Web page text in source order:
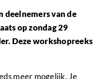
deelnemers van de
op zondag 29
Deze workshopreeks
meer mogelijk. Je